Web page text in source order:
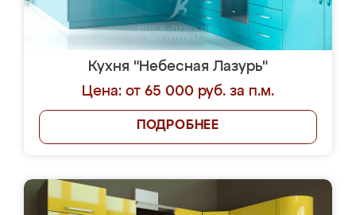
Кухня "Небесная Лазурь"
Цена: от 65 000 руб. за п.м.
ПОДРОБНЕЕ